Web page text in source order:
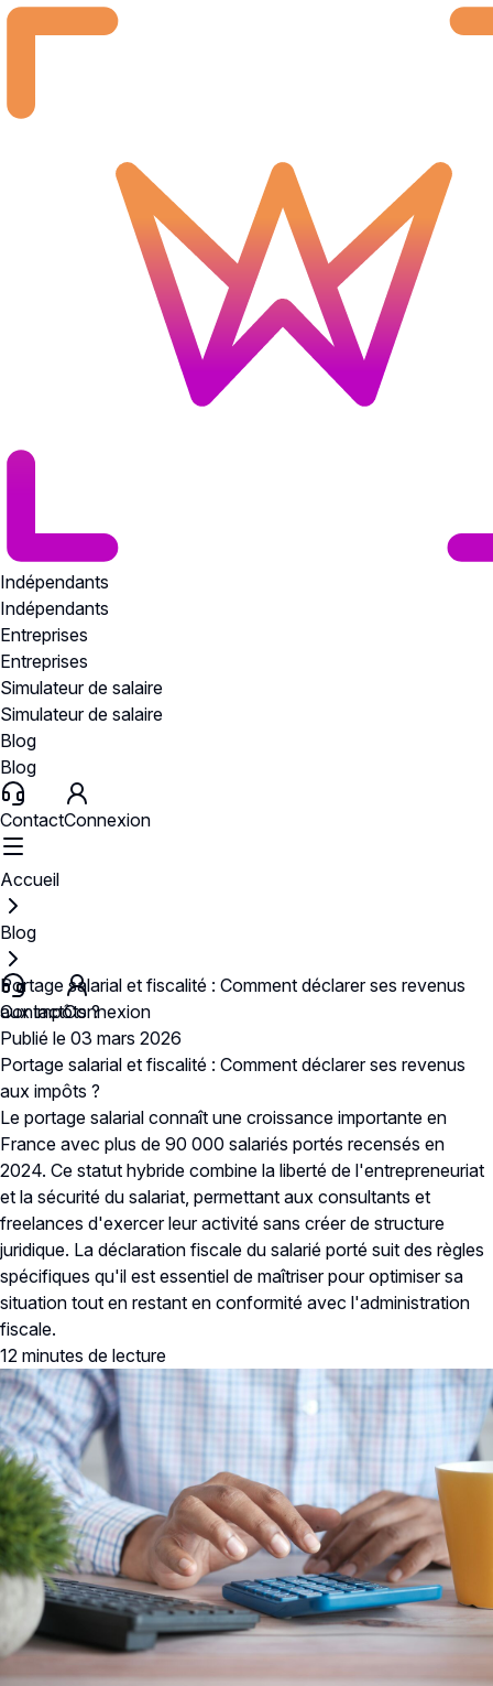
Indépendants
Indépendants
Entreprises
Entreprises
Simulateur de salaire
Simulateur de salaire
Blog
Blog
ContactConnexion
ContactConnexion
Accueil
Blog
Portage salarial et fiscalité : Comment déclarer ses revenus
aux impôts ?
Publié le 03 mars 2026
Portage salarial et fiscalité : Comment déclarer ses revenus
aux impôts ?
Le portage salarial connaît une croissance importante en
France avec plus de 90 000 salariés portés recensés en
2024. Ce statut hybride combine la liberté de l'entrepreneuriat
et la sécurité du salariat, permettant aux consultants et
freelances d'exercer leur activité sans créer de structure
juridique. La déclaration fiscale du salarié porté suit des règles
spécifiques qu'il est essentiel de maîtriser pour optimiser sa
situation tout en restant en conformité avec l'administration
fiscale.
12 minutes de lecture